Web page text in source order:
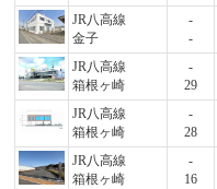
JR八高線
金子
-
-
JR八高線
箱根ヶ崎
-
29
JR八高線
箱根ヶ崎
-
28
JR八高線
箱根ヶ崎
-
16